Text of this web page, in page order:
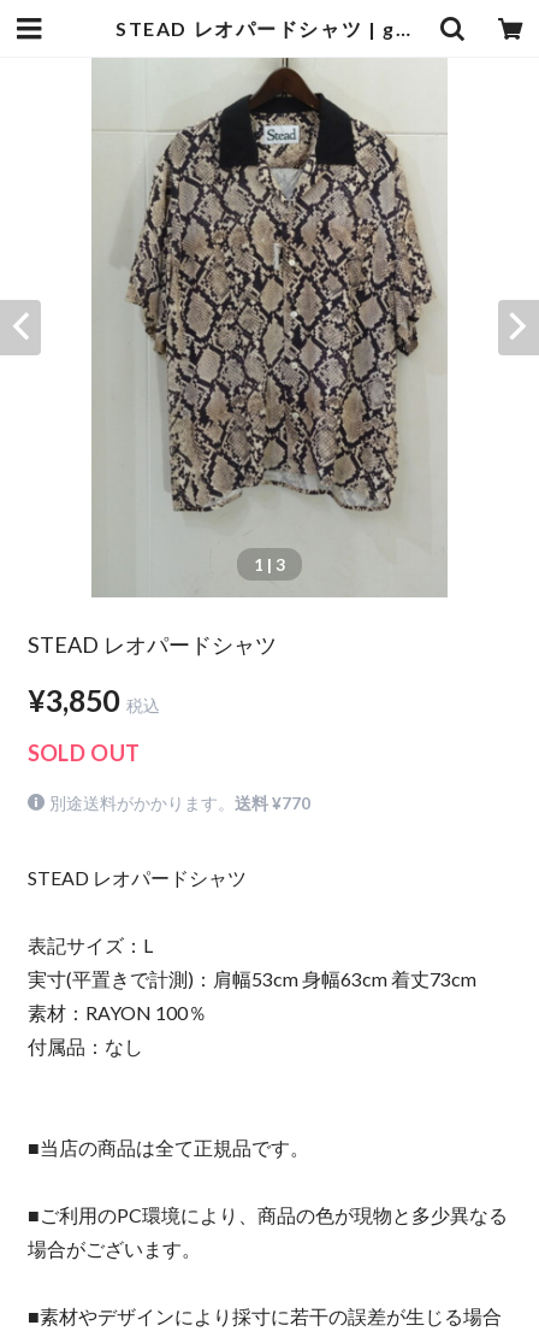
STEAD レオパードシャツ | goodbadstore
1 | 3
STEAD レオパードシャツ
¥3,850 税込
SOLD OUT
別途送料がかかります。送料 ¥770
STEAD レオパードシャツ
表記サイズ：L
実寸(平置きで計測)：肩幅53cm 身幅63cm 着丈73cm
素材：RAYON 100％
付属品：なし
■当店の商品は全て正規品です。
■ご利用のPC環境により、商品の色が現物と多少異なる
場合がございます。
■素材やデザインにより採寸に若干の誤差が生じる場合